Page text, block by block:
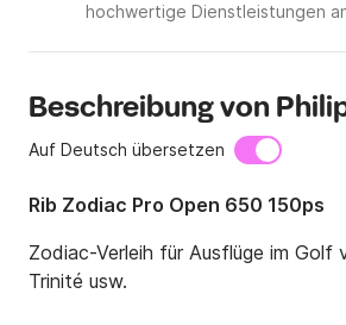
hochwertige Dienstleistungen
Beschreibung von
Auf Deutsch übersetzen
Rib Zodiac Pro Open 650 150ps
Zodiac-Verleih für Ausflüge im Golf
Trinité usw.